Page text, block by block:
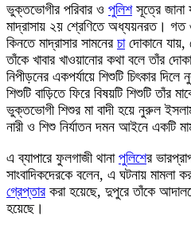
ভুক্তভোগীর পরিবার ও পুলিশসূত্রে জানা
মাদ্রাসায় ২য় শ্রেণিতে অধ্যয়নরত। গত ৩
কিনতে মাদ্রাসার সামনের চাদোকানে যায়,
তাঁকে খাবার খাওয়ানোর কথা বলে তাঁর
নিপীড়নের একপর্যায়ে শিশুটি চিৎকার
শিশুটি বাড়িতে ফিরে বিষয়টি শিশুটি তাঁর
ভুক্তভোগী শিশুর মা বাদী হয়ে নুরুল
নারী ও শিশু নির্যাতন দমন আইনে একটি
এ ব্যাপারে ফুলগাজী থানা পুলিশের
সাংবাদিকদেরকে বলেন, এ ঘটনায় মামলা
গ্রেপ্তারকরা হয়েছে, দুপুরে তাঁকে
হয়েছে।